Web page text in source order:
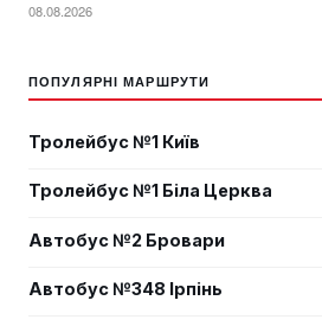
08.08.2026
ПОПУЛЯРНІ МАРШРУТИ
Тролейбус №1 Київ
Тролейбус №1 Біла Церква
Автобус №2 Бровари
Автобус №348 Ірпінь